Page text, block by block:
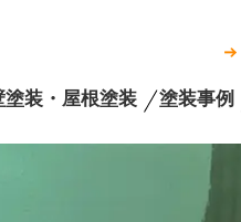
塗装・屋根塗装 塗装事例